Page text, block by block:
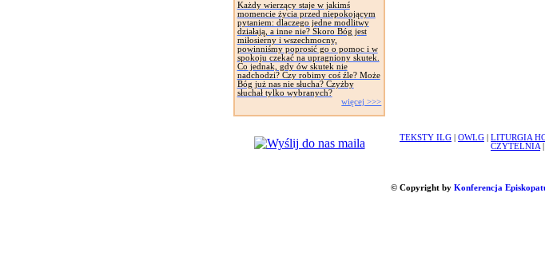
Każdy wierzący staje w jakimś
momencie życia przed niepokojącym
pytaniem: dlaczego jedne modlitwy
działają, a inne nie? Skoro Bóg jest
miłosierny i wszechmocny,
powinniśmy poprosić go o pomoc i w
spokoju czekać na upragniony skutek.
Co jednak, gdy ów skutek nie
nadchodzi? Czy robimy coś źle? Może
Bóg już nas nie słucha? Czyżby
słuchał tylko wybranych?
więcej >>>
TEKSTY ILG
OWLG LITURGIA
CZYTELNIA
© Copyright by Konferencja